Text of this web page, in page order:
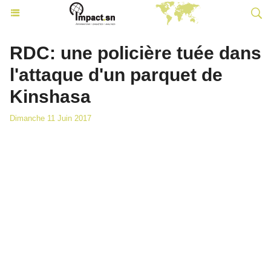
RDC: une policière tuée dans
l'attaque d'un parquet de
Kinshasa
Dimanche 11 Juin 2017